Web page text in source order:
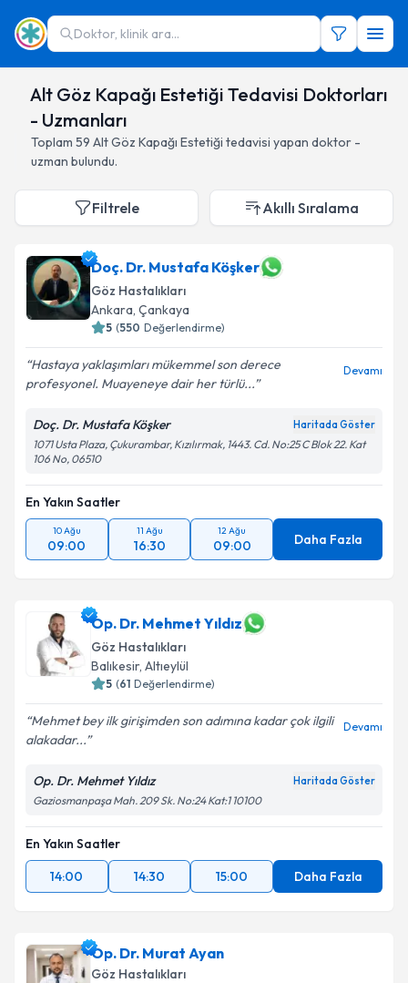
Doktor, klinik ara...
Alt Göz Kapağı Estetiği Tedavisi Doktorları
- Uzmanları
Toplam 59 Alt Göz Kapağı Estetiği tedavisi yapan doktor -
uzman bulundu.
Filtrele Akıllı Sıralama
Doç. Dr. Mustafa Köşker
Göz Hastalıkları
Ankara, Çankaya
5 (550 Değerlendirme)
Hastaya yaklaşımları mükemmel son derece
profesyonel. Muayeneye dair her türlü...
Devamı
Doç. Dr. Mustafa Köşker Haritada Göster
1071 Usta Plaza, Çukurambar, Kızılırmak, 1443. Cd. No:25 C Blok 22. Kat
106 No, 06510
En Yakın Saatler
10 Ağu
09:00
11 Ağu
16:30
12 Ağu
09:00 Daha Fazla
Op. Dr. Mehmet Yıldız
Göz Hastalıkları
Balıkesir, Altıeylül
5 (61 Değerlendirme)
Mehmet bey ilk girişimden son adımına kadar çok ilgili
alakadar...
Devamı
Op. Dr. Mehmet Yıldız Haritada Göster
Gaziosmanpaşa Mah. 209 Sk. No:24 Kat:1 10100
En Yakın Saatler
14:00
14:30 15:00 Daha Fazla
Op. Dr. Murat Ayan
Göz Hastalıkları